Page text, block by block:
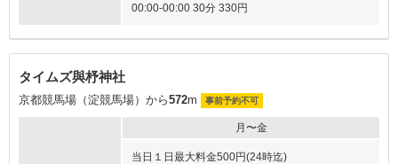
00:00-00:00 30分 330円
タイムズ與杼神社
京都競馬場（淀競馬場）から572m 事前予約不可
月〜金
当日１日最大料金500円(24時迄)